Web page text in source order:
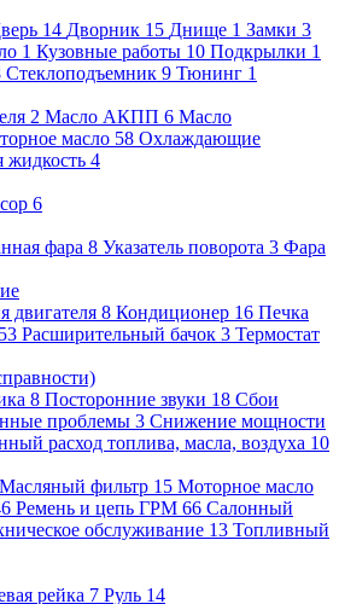
14 Дворник 15 Днище 1 Замки 3
1 Кузовные работы 10 Подкрылки 1
Стеклоподъемник 9 Тюнинг 1
2 Масло АКПП 6 Масло
масло 58 Охлаждающие
жидкость 4
6
фара 8 Указатель поворота 3 Фара
двигателя 8 Кондиционер 16 Печка
53 Расширительный бачок 3 Термостат
8 Посторонние звуки 18 Сбои
проблемы 3 Снижение мощности
расход топлива, масла, воздуха 10
Масляный фильтр 15 Моторное масло
Ремень и цепь ГРМ 66 Салонный
обслуживание 13 Топливный
рейка 7 Руль 14